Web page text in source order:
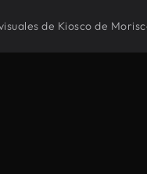
de Kiosco de